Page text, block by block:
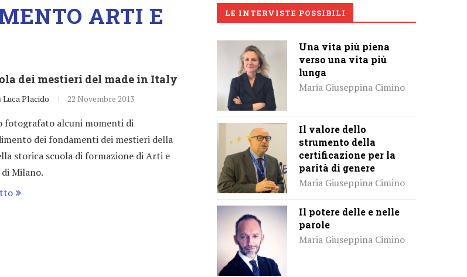
ARTI E
dei mestieri del made in Italy
Luca Placido 22 Novembre 2013
fotografato alcuni momenti di
dei fondamenti dei mestieri della
storica scuola di formazione di Arti e
Milano.
LE INTERVISTE POSSIBILI
Una vita più piena
verso una vita più
lunga
Maria Giuseppina Cimino
Il valore dello
strumento della
certificazione per la
parità di genere
Maria Giuseppina Cimino
Il potere delle e nelle
parole
Maria Giuseppina Cimino